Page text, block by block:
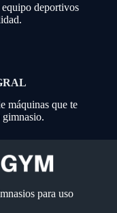
equipo deportivos
máquinas que te
gimnasio.
para uso